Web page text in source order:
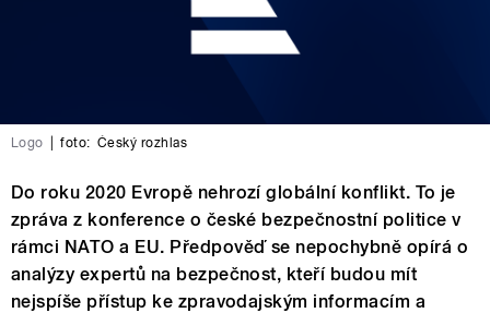
Logo foto: Český rozhlas
Do roku 2020 Evropě nehrozí globální konflikt. To je
zpráva z konference o české bezpečnostní politice v
rámci NATO a EU. Předpověď se nepochybně opírá o
analýzy expertů na bezpečnost, kteří budou mít
nejspíše přístup ke zpravodajským informacím a